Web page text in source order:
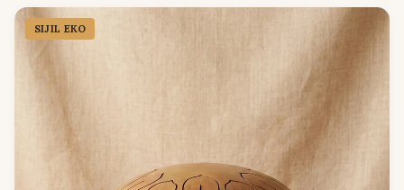
SIJIL EKO